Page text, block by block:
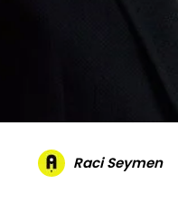
Raci Seymen